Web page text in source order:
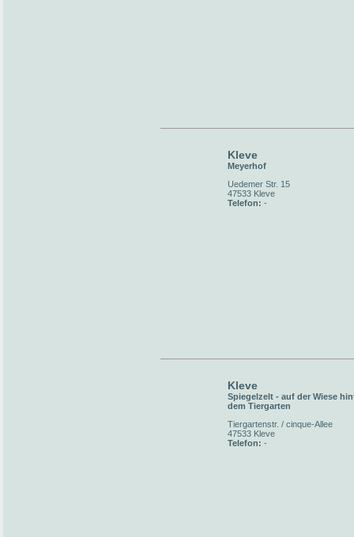
Kleve
Meyerhof
Uedemer Str. 15
47533 Kleve
Telefon: -
Kleve
Spiegelzelt - auf der Wiese
dem Tiergarten
Tiergartenstr. / cinque-Allee
47533 Kleve
Telefon: -